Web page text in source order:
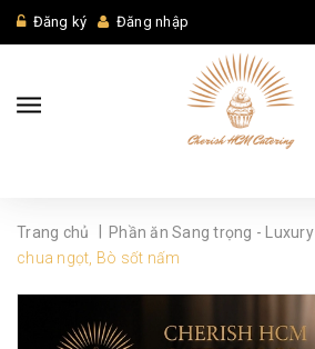
Đăng ký Đăng nhập
Trang chủ Phần ăn Sang trọng - Luxury
chua ngọt, Bò sốt nấm